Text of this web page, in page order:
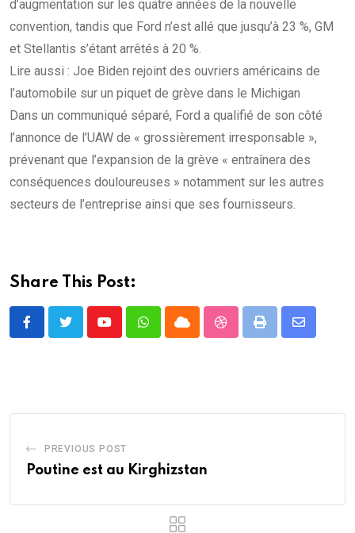
d’augmentation sur les quatre années de la nouvelle
convention, tandis que Ford n’est allé que jusqu’à 23 %, GM
et Stellantis s’étant arrêtés à 20 %.
Lire aussi : Joe Biden rejoint des ouvriers américains de
l’automobile sur un piquet de grève dans le Michigan
Dans un communiqué séparé, Ford a qualifié de son côté
l’annonce de l’UAW de « grossièrement irresponsable »,
prévenant que l’expansion de la grève « entraînera des
conséquences douloureuses » notamment sur les autres
secteurs de l’entreprise ainsi que ses fournisseurs.
Share This Post:
YoutubeWhatsappCloud StumbleUpon
Print
Share
PREVIOUS POST
Poutine est au Kirghizstan